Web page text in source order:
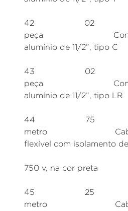
42
peça
alumínio de 11/2”, tipo C
43
peça
alumínio de 11/2”, tipo LR
44
metro Cabo
flexível com isolamento de
750 v, na cor preta
45
metro Cabo 16